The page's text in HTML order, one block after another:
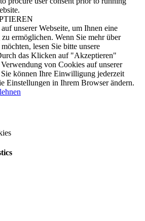
unserer Webseite, um Ihnen eine
ermöglichen. Wenn Sie mehr über
lesen Sie bitte unsere
das Klicken auf "Akzeptieren"
von Cookies auf unserer
Sie können Ihre Einwilligung jederzeit
Einstellungen in Ihrem Browser ändern.